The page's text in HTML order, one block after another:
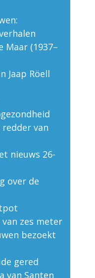
Maar (1937–
Jaap Röell
van
nieuws 26-
over de
zes meter
bezoekt
gered
van Santen